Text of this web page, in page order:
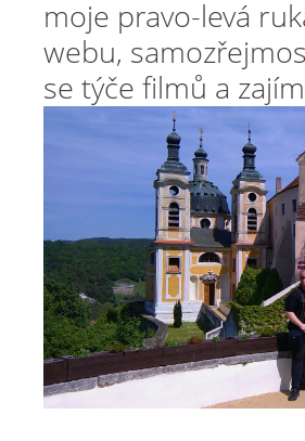
moje pravo-levá
webu,
se týče filmů a